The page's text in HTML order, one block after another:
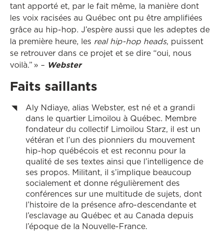
tant apporté et, par le fait même, la manière dont
les voix racisées au Québec ont pu être amplifiées
grâce au hip-hop. J’espère aussi que les adeptes de
la première heure, les real hip-hop heads, puissent
se retrouver dans ce projet et se dire “oui, nous
voilà.” » – Webster
Faits saillants
Aly Ndiaye, alias Webster, est né et a grandi
dans le quartier Limoilou à Québec. Membre
fondateur du collectif Limoilou Starz, il est un
vétéran et l’un des pionniers du mouvement
hip-hop québécois et est reconnu pour la
qualité de ses textes ainsi que l’intelligence de
ses propos. Militant, il s’implique beaucoup
socialement et donne régulièrement des
conférences sur une multitude de sujets, dont
l’histoire de la présence afro-descendante et
l’esclavage au Québec et au Canada depuis
l’époque de la Nouvelle-France.